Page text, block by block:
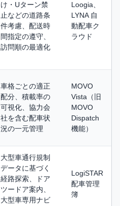
け・Uターン禁
止などの道路条
件考慮、配送時
間指定の遵守、
訪問順の最適化
Loogia、
LYNA 自
動配車ク
ラウド
車格ごとの適正
配分、積載率の
可視化、協力会
社を含む配車状
況の一元管理
MOVO
Vista（旧
MOVO
Dispatch
機能）
大型車通行規制
データに基づく
経路探索、ドア
ツードア案内、
大型車専用ナビ
LogiSTAR
配車管理
簿